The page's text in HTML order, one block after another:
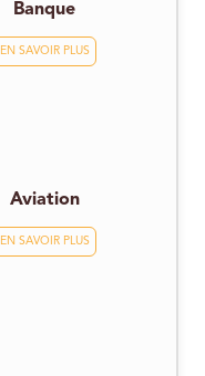
Banque
EN SAVOIR PLUS
Aviation
EN SAVOIR PLUS